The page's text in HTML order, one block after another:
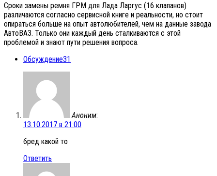
Сроки замены ремня ГРМ для Лада Ларгус (16 клапанов)
различаются согласно сервисной книге и реальности, но стоит
опираться больше на опыт автолюбителей, чем на данные завода
АвтоВАЗ. Только они каждый день сталкиваются с этой
проблемой и знают пути решения вопроса.
Обсуждение31
Аноним:
13.10.2017 в 21:00
бред какой то
Ответить